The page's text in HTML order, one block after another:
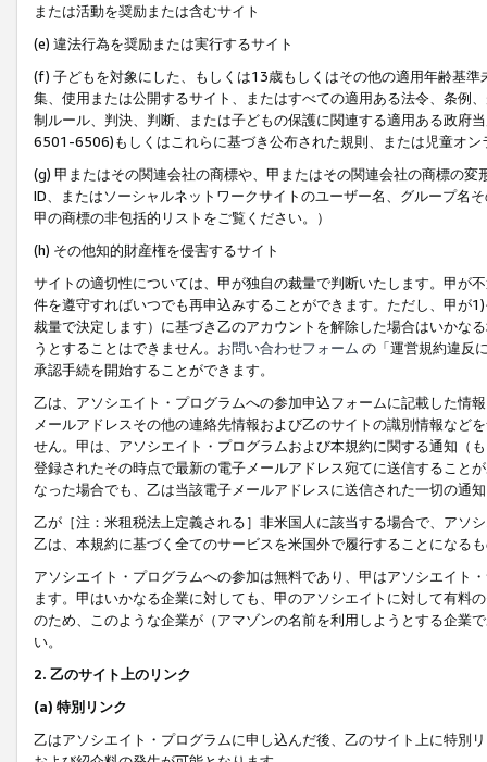
または活動を奨励または含むサイト
(e) 違法行為を奨励または実行するサイト
(f) 子どもを対象にした、もしくは13歳もしくはその他の適用年齢基
集、使用または公開するサイト、またはすべての適用ある法令、条例
制ルール、判決、判断、または子どもの保護に関連する適用ある政府
6501-6506)もしくはこれらに基づき公布された規則、または児童オン
(g) 甲またはその関連会社の商標や、甲またはその関連会社の商標の
ID、またはソーシャルネットワークサイトのユーザー名、グループ名
甲の商標の非包括的リストをご覧ください。）
(h) その他知的財産権を侵害するサイト
サイトの適切性については、甲が独自の裁量で判断いたします。甲が
件を遵守すればいつでも再申込みすることができます。ただし、甲が
裁量で決定します）に基づき乙のアカウントを解除した場合はいかな
うとすることはできません。 お問い合わせフォーム の「運営規約違反
承認手続を開始することができます。
乙は、アソシエイト・プログラムへの参加申込フォームに記載した情
メールアドレスその他の連絡先情報および乙のサイトの識別情報など
せん。甲は、アソシエイト・プログラムおよび本規約に関する通知（
登録されたその時点で最新の電子メールアドレス宛てに送信すること
なった場合でも、乙は当該電子メールアドレスに送信された一切の通
乙が［注：米租税法上定義される］非米国人に該当する場合で、アソ
乙は、本規約に基づく全てのサービスを米国外で履行することになる
アソシエイト・プログラムへの参加は無料であり、甲はアソシエイト
ます。甲はいかなる企業に対しても、甲のアソシエイトに対して有料
のため、このような企業が（アマゾンの名前を利用しようとする企業
い。
2. 乙のサイト上のリンク
(a) 特別リンク
乙はアソシエイト・プログラムに申し込んだ後、乙のサイト上に特別